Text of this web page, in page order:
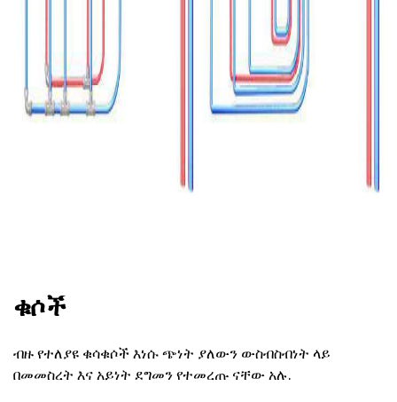
ቁሶች
ብዙ የተለያዩ ቁሳቁሶች እነሱ ጭነት ያለውን ውስብስብነት ላይ
በመመስረት እና አይነት ደግመን የተመረጡ ናቸው አሉ.